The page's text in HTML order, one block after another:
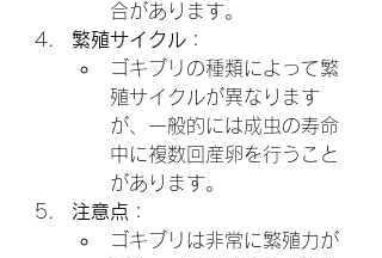
合があります。
繁殖サイクル ：
ゴキブリの種類によって繁
殖サイクルが異なります
が、一般的には成虫の寿命
中に複数回産卵を行うこと
があります。
注意点 ：
ゴキブリは非常に繁殖力が